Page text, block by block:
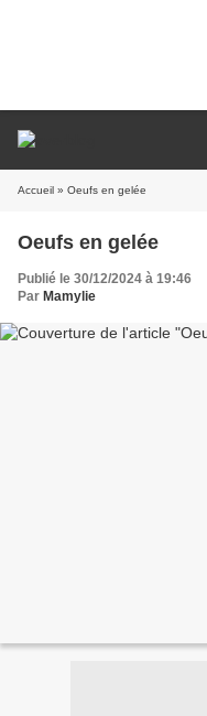
Accueil » Oeufs en gelée
Oeufs en gelée
Publié le 30/12/2024 à 19:46
Par Mamylie